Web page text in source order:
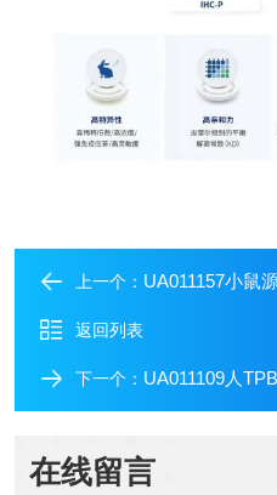
上一个： UA011157小鼠源
返回列表
下一个： UA011109人
在线留言